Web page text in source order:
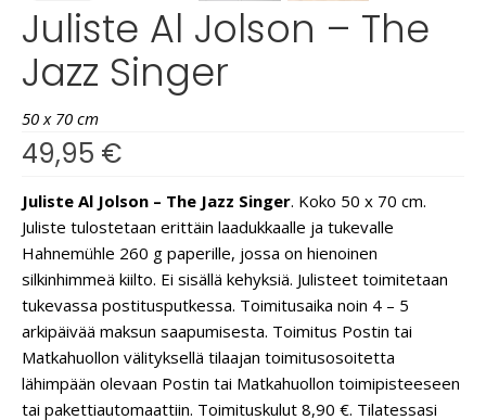
Juliste Al Jolson – The
Jazz Singer
50 x 70 cm
49,95 €
Juliste Al Jolson – The Jazz Singer. Koko 50 x 70 cm.
Juliste tulostetaan erittäin laadukkaalle ja tukevalle
Hahnemühle 260 g paperille, jossa on hienoinen
silkinhimmeä kiilto. Ei sisällä kehyksiä. Julisteet toimitetaan
tukevassa postitusputkessa. Toimitusaika noin 4 – 5
arkipäivää maksun saapumisesta. Toimitus Postin tai
Matkahuollon välityksellä tilaajan toimitusosoitetta
lähimpään olevaan Postin tai Matkahuollon toimipisteeseen
tai pakettiautomaattiin. Toimituskulut 8,90 €. Tilatessasi